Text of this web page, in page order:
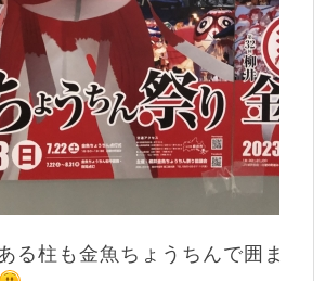
る柱も金魚ちょうちんで囲ま